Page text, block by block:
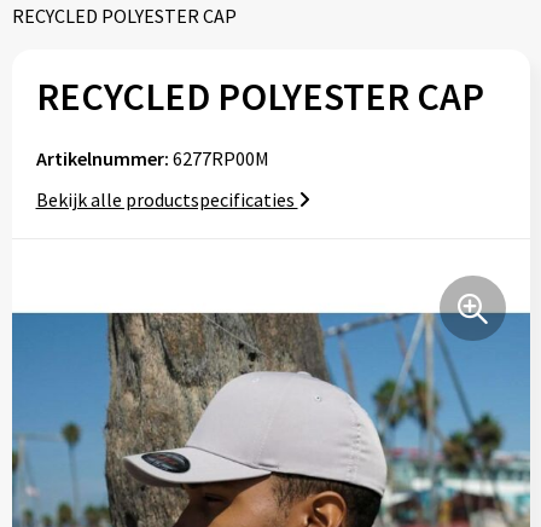
RECYCLED POLYESTER CAP
RECYCLED POLYESTER CAP
Artikelnummer: 6277RP00M
Bekijk alle productspecificaties